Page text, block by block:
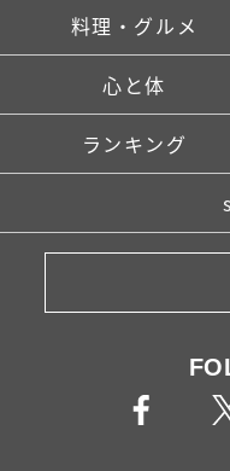
料理・グルメ
心と体
ランキング